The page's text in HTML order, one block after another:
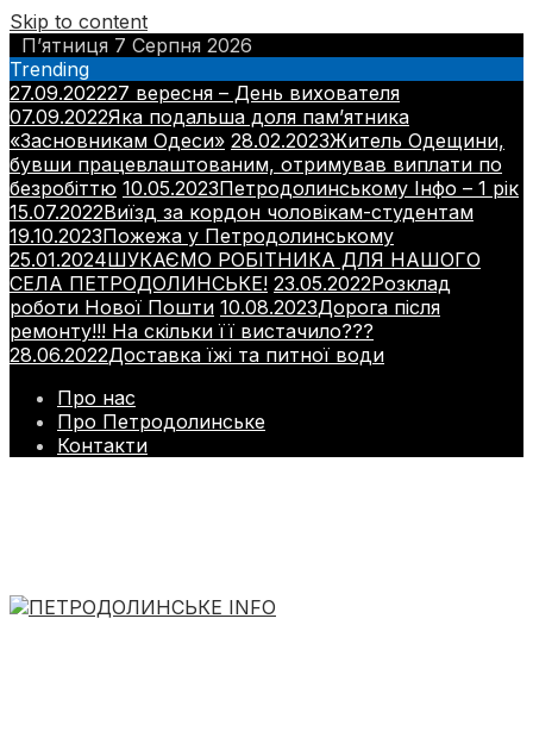
Skip to content
П’ятниця 7 Серпня 2026
Trending
27.09.202227 вересня – День вихователя
07.09.2022Яка подальша доля пам’ятника
«Засновникам Одеси» 28.02.2023Житель Одещини,
бувши працевлаштованим, отримував виплати по
безробіттю 10.05.2023Петродолинському Інфо – 1 рік
15.07.2022Виїзд за кордон чоловікам-студентам
19.10.2023Пожежа у Петродолинському
25.01.2024ШУКАЄМО РОБІТНИКА ДЛЯ НАШОГО
СЕЛА ПЕТРОДОЛИНСЬКЕ! 23.05.2022Розклад
роботи Нової Пошти 10.08.2023Дорога після
ремонту!!! На скільки її вистачило???
28.06.2022Доставка їжі та питної води
Про нас
Про Петродолинське
Контакти